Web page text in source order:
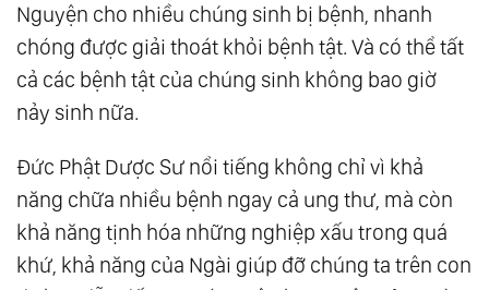
Nguyện cho nhiều chúng sinh bị bệnh, nhanh
chóng được giải thoát khỏi bệnh tật. Và có thể tất
cả các bệnh tật của chúng sinh không bao giờ
nảy sinh nữa.
Đức Phật Dược Sư nổi tiếng không chỉ vì khả
năng chữa nhiều bệnh ngay cả ung thư, mà còn
khả năng tịnh hóa những nghiệp xấu trong quá
khứ, khả năng của Ngài giúp đỡ chúng ta trên con